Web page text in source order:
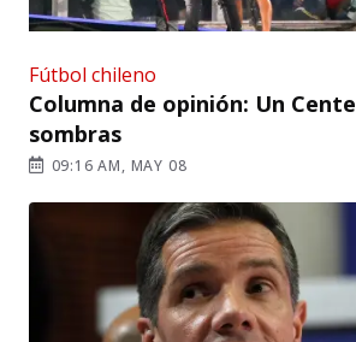
Fútbol chileno
Columna de opinión: Un
sombras
09:16 AM, MAY 08